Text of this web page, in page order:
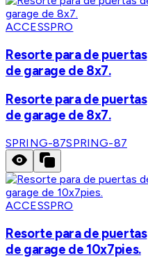
ACCESSPRO
Resorte para de puertas
de garage de 8x7.
Resorte para de puertas
de garage de 8x7.
SPRING-87SPRING-87
ACCESSPRO
Resorte para de puertas
de garage de 10x7pies.